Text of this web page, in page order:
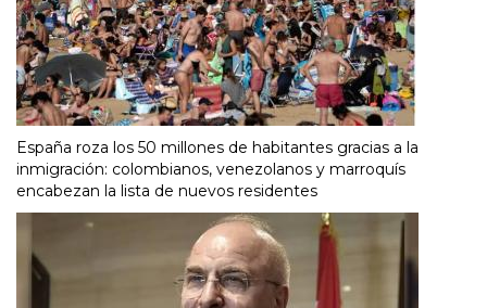
España roza los 50 millones de habitantes gracias a la
inmigración: colombianos, venezolanos y marroquís
encabezan la lista de nuevos residentes